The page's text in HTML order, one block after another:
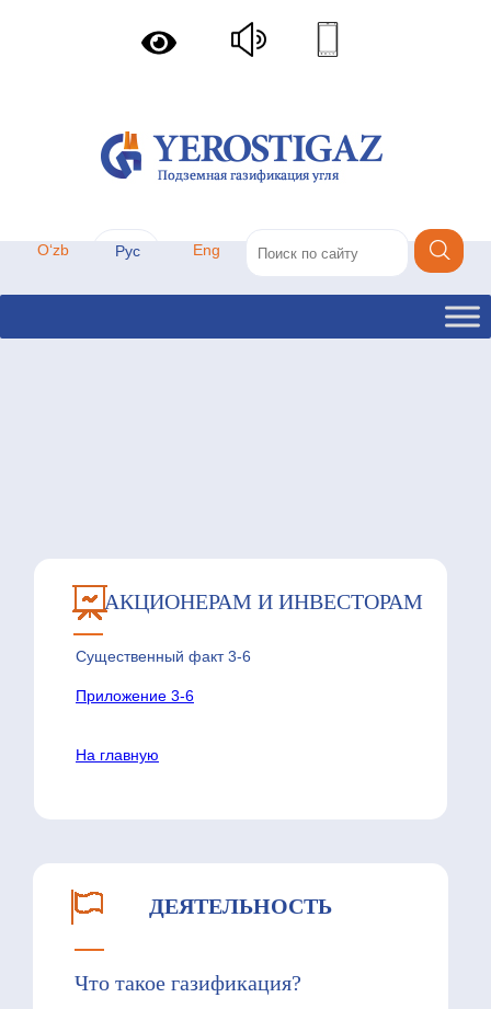
Oʻzb Рус Eng
АКЦИОНЕРАМ И ИНВЕСТОРАМ
Существенный факт 3-6
Приложение 3-6
На главную
ДЕЯТЕЛЬНОСТЬ
Что такое газификация?